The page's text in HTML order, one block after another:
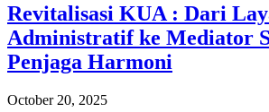
Revitalisasi KUA : Dari
Administratif ke Mediator
Penjaga Harmoni
October 20, 2025